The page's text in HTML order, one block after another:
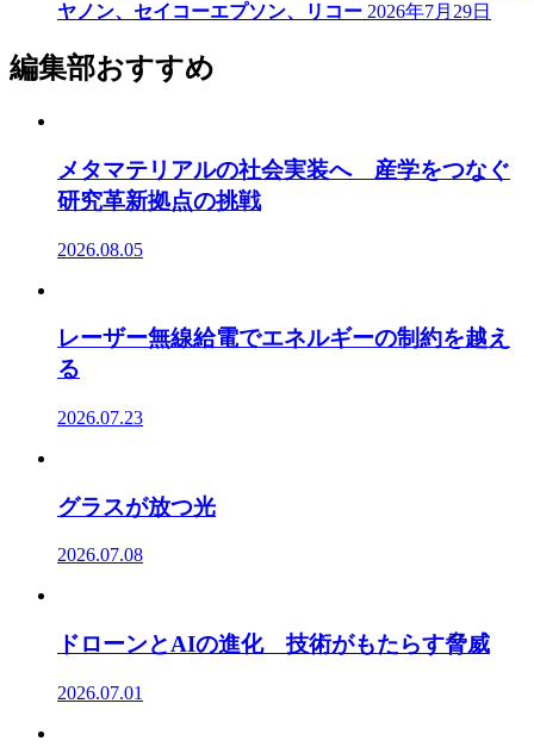
ヤノン、セイコーエプソン、リコー 2026年7月29日
編集部おすすめ
メタマテリアルの社会実装へ 産学をつなぐ
研究革新拠点の挑戦
2026.08.05
レーザー無線給電でエネルギーの制約を越え
る
2026.07.23
グラスが放つ光
2026.07.08
ドローンとAIの進化 技術がもたらす脅威
2026.07.01